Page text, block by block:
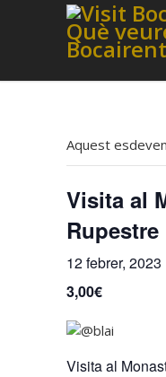
Aquest
Visita al
Rupestre
12 febrer, 2023
3,00€
Visita al